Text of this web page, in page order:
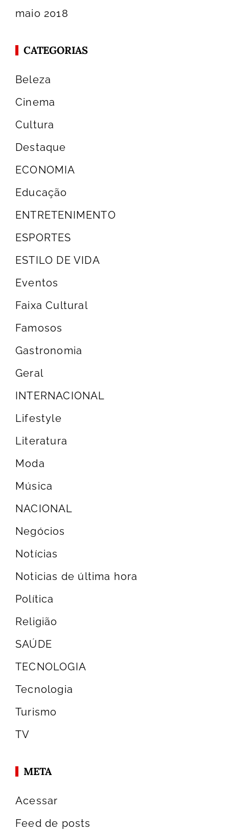
maio 2018
CATEGORIAS
Beleza
Cinema
Cultura
Destaque
ECONOMIA
Educação
ENTRETENIMENTO
ESPORTES
ESTILO DE VIDA
Eventos
Faixa Cultural
Famosos
Gastronomia
Geral
INTERNACIONAL
Lifestyle
Literatura
Moda
Música
NACIONAL
Negócios
Notícias
Noticias de última hora
Política
Religião
SAÚDE
TECNOLOGIA
Tecnologia
Turismo
TV
META
Acessar
Feed de posts